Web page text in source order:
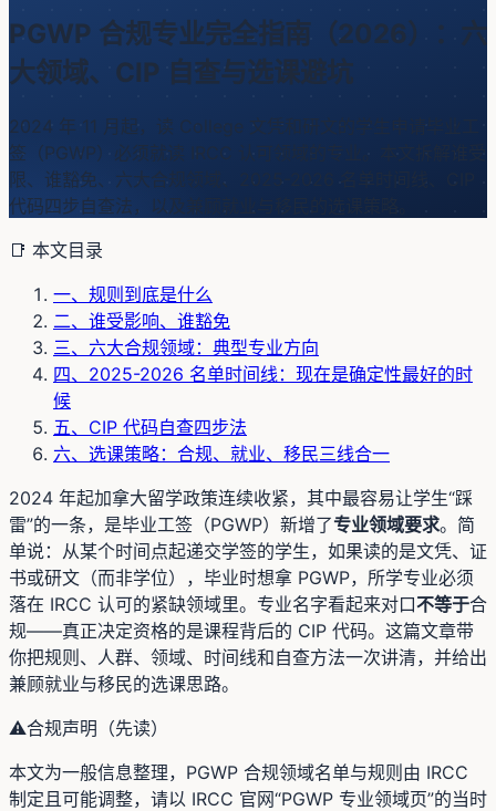
PGWP 合规专业完全指南（2026）：六
大领域、CIP 自查与选课避坑
2024 年 11 月起，读 College 文凭和研文的学生申请毕业工
签（PGWP）必须就读 IRCC 认可领域的专业。本文拆解谁受
限、谁豁免、六大合规领域、2025-2026 名单时间线、CIP
代码四步自查法，以及兼顾就业与移民的选课策略。
📑 本文目录
一、规则到底是什么
二、谁受影响、谁豁免
三、六大合规领域：典型专业方向
四、2025-2026 名单时间线：现在是确定性最好的时
候
五、CIP 代码自查四步法
六、选课策略：合规、就业、移民三线合一
2024 年起加拿大留学政策连续收紧，其中最容易让学生“踩
雷”的一条，是毕业工签（PGWP）新增了专业领域要求。简
单说：从某个时间点起递交学签的学生，如果读的是文凭、证
书或研文（而非学位），毕业时想拿 PGWP，所学专业必须
落在 IRCC 认可的紧缺领域里。专业名字看起来对口不等于合
规——真正决定资格的是课程背后的 CIP 代码。这篇文章带
你把规则、人群、领域、时间线和自查方法一次讲清，并给出
兼顾就业与移民的选课思路。
⚠️合规声明（先读）
本文为一般信息整理，PGWP 合规领域名单与规则由 IRCC
制定且可能调整，请以 IRCC 官网“PGWP 专业领域页”的当时